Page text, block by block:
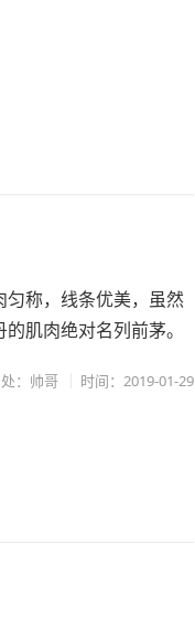
称，线条优美，虽然
肌肉绝对名列前茅。
：帅哥 时间：2019-01-29